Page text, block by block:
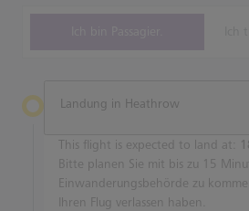
Landung in Heathrow
This flight is expected to land at:
Bitte planen Sie mit bis zu 15
Einwanderungsbehörde zu
Ihren Flug verlassen haben.